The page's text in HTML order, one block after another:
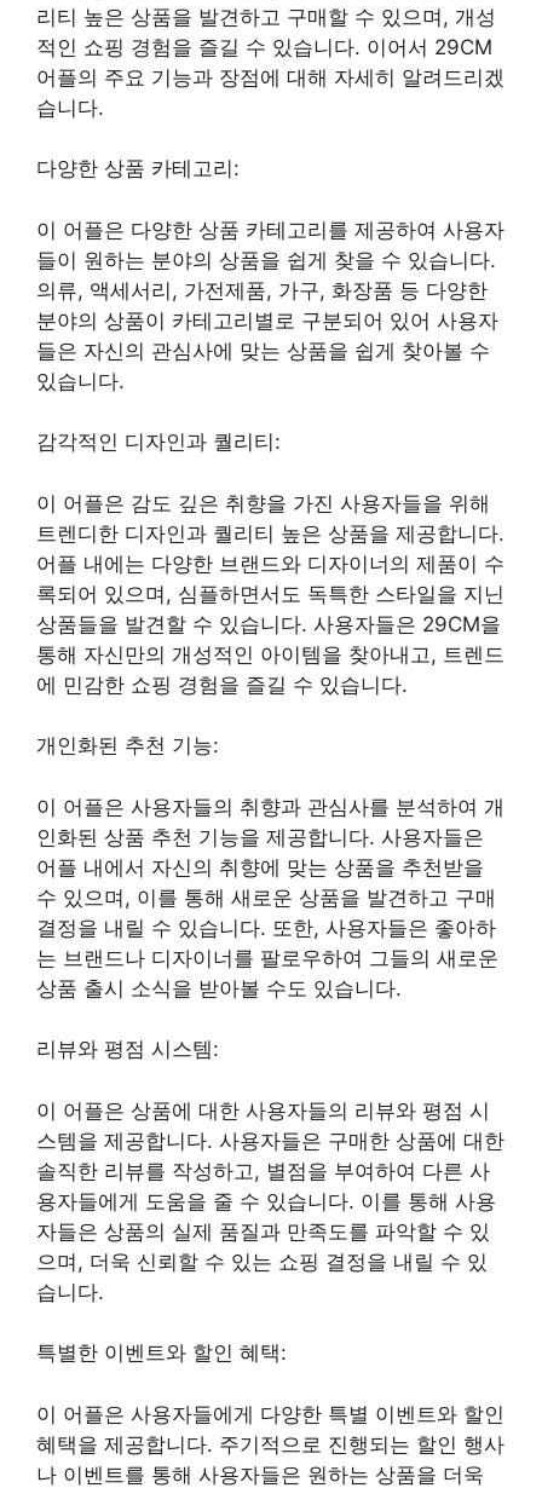
리티 높은 상품을 발견하고 구매할 수 있으며, 개성
적인 쇼핑 경험을 즐길 수 있습니다. 이어서 29CM
어플의 주요 기능과 장점에 대해 자세히 알려드리겠
습니다.
다양한 상품 카테고리:
이 어플은 다양한 상품 카테고리를 제공하여 사용자
들이 원하는 분야의 상품을 쉽게 찾을 수 있습니다.
의류, 액세서리, 가전제품, 가구, 화장품 등 다양한
분야의 상품이 카테고리별로 구분되어 있어 사용자
들은 자신의 관심사에 맞는 상품을 쉽게 찾아볼 수
있습니다.
감각적인 디자인과 퀄리티:
이 어플은 감도 깊은 취향을 가진 사용자들을 위해
트렌디한 디자인과 퀄리티 높은 상품을 제공합니다.
어플 내에는 다양한 브랜드와 디자이너의 제품이 수
록되어 있으며, 심플하면서도 독특한 스타일을 지닌
상품들을 발견할 수 있습니다. 사용자들은 29CM을
통해 자신만의 개성적인 아이템을 찾아내고, 트렌드
에 민감한 쇼핑 경험을 즐길 수 있습니다.
개인화된 추천 기능:
이 어플은 사용자들의 취향과 관심사를 분석하여 개
인화된 상품 추천 기능을 제공합니다. 사용자들은
어플 내에서 자신의 취향에 맞는 상품을 추천받을
수 있으며, 이를 통해 새로운 상품을 발견하고 구매
결정을 내릴 수 있습니다. 또한, 사용자들은 좋아하
는 브랜드나 디자이너를 팔로우하여 그들의 새로운
상품 출시 소식을 받아볼 수도 있습니다.
리뷰와 평점 시스템:
이 어플은 상품에 대한 사용자들의 리뷰와 평점 시
스템을 제공합니다. 사용자들은 구매한 상품에 대한
솔직한 리뷰를 작성하고, 별점을 부여하여 다른 사
용자들에게 도움을 줄 수 있습니다. 이를 통해 사용
자들은 상품의 실제 품질과 만족도를 파악할 수 있
으며, 더욱 신뢰할 수 있는 쇼핑 결정을 내릴 수 있
습니다.
특별한 이벤트와 할인 혜택:
이 어플은 사용자들에게 다양한 특별 이벤트와 할인
혜택을 제공합니다. 주기적으로 진행되는 할인 행사
나 이벤트를 통해 사용자들은 원하는 상품을 더욱